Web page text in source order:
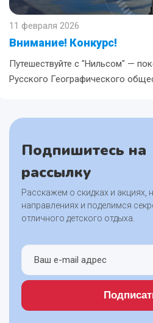
11 февраля 2026
Внимание! Конкурс!
Путешествуйте с "Нильсом" —
Русского Географического
Подпишитесь на
рассылку
Расскажем о скидках и акциях,
направлениях и поделимся
отличного детского отдыха.